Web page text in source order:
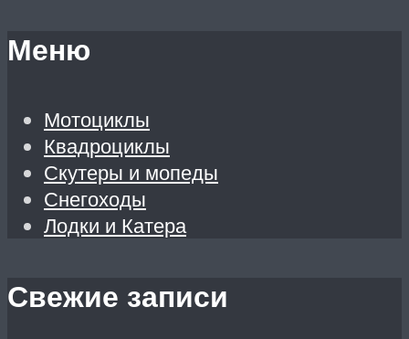
Меню
Мотоциклы
Квадроциклы
Скутеры и мопеды
Снегоходы
Лодки и Катера
Свежие записи